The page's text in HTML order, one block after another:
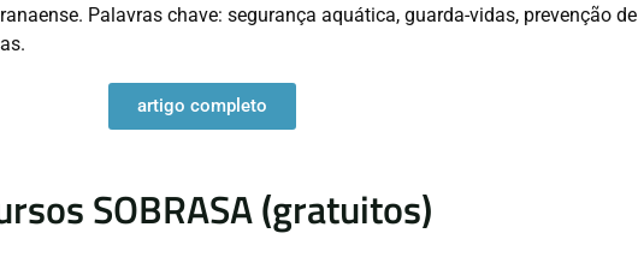
Palavras chave: segurança aquática, guarda-vidas, prevenção de
artigo completo
SOBRASA (gratuitos)